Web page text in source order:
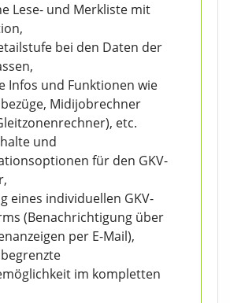
Lese- und Merkliste mit
bei den Daten der
Infos und Funktionen wie
Midijobrechner
etc.
und
für den GKV-
eines individuellen GKV-
(Benachrichtigung über
per E-Mail),
im kompletten